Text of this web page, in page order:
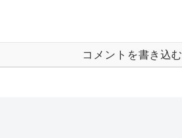
コメントを書き込む